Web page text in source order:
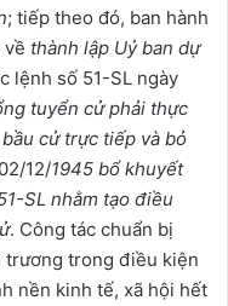
; tiếp theo đó, ban hành
về thành lập Uỷ ban dự
lệnh số 51-SL ngày
tuyển cử phải thực
cử trực tiếp và bỏ
12/1945 bổ khuyết
SL nhằm tạo điều
. Công tác chuẩn bị
trương trong điều kiện
nền kinh tế, xã hội hết